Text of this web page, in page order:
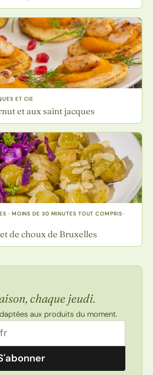
ET CIE
et aux saint jacques
· MOINS DE 30 MINUTES TOUT COMPRIS ·
de choux de Bruxelles
chaque jeudi.
aux produits du moment.